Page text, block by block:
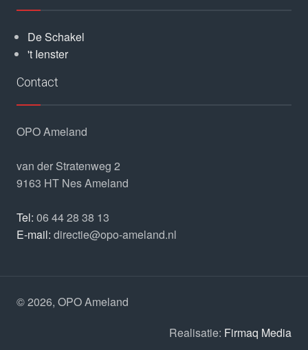
De Schakel
't Ienster
Contact
OPO Ameland
van der Stratenweg 2
9163 HT Nes Ameland
Tel: 06 44 28 38 13
E-mail: directie@opo-ameland.nl
© 2026, OPO Ameland
Realisatie: Firmaq Media